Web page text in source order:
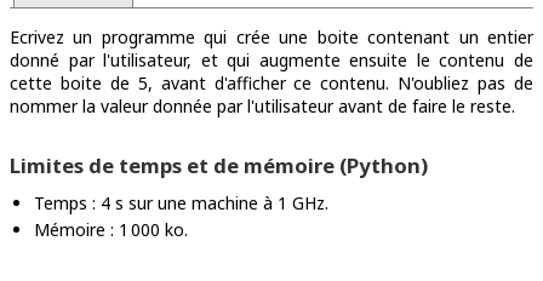
Ecrivez un programme qui crée une boite contenant un entier
donné par l'utilisateur, et qui augmente ensuite le contenu de
cette boite de 5, avant d'afficher ce contenu. N'oubliez pas de
nommer la valeur donnée par l'utilisateur avant de faire le reste.
Limites de temps et de mémoire (Python)
Temps : 4 s sur une machine à 1 GHz.
Mémoire : 1 000 ko.